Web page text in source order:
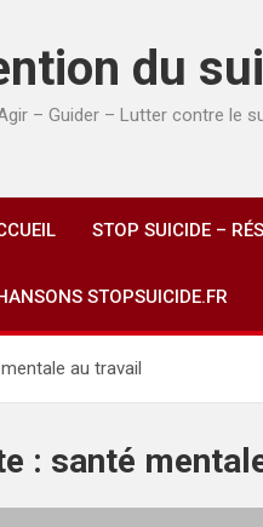
du
– Guider – Lutter contre le
STOP SUICIDE –
STOPSUICIDE.FR
au travail
: santé